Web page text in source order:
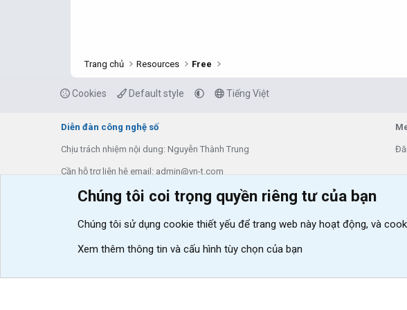
Trang chủ Resources Free
Cookies Default style Tiếng Việt
Diễn đàn công nghệ số
Chịu trách nhiệm nội dung: Nguyễn Thành Trung
Cần hỗ trợ liên hệ email: admin@vn-t.com
Thông tin về diễn đàn Liên hệ & hỗ trợ Tạo bản Demo
Chúng tôi coi trọng quyền riêng tư của bạn
Chúng tôi sử dụng cookie thiết yếu để trang web này hoạt động, và
Xem thêm thông tin và cấu hình tùy chọn của bạn